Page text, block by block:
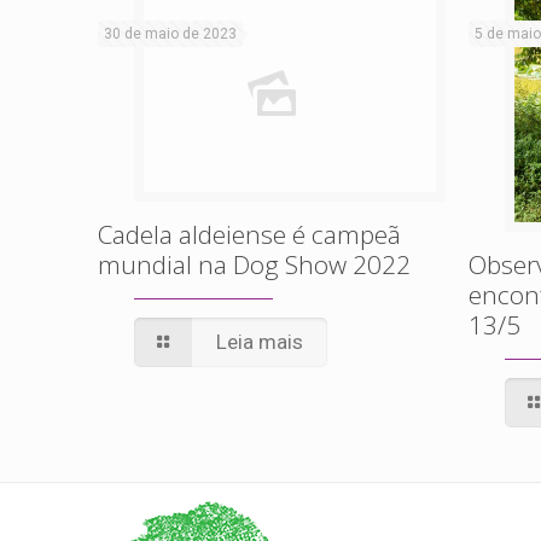
30 de maio de 2023
Cadela aldeiense é campeã
mundial na Dog Show 2022
Leia mais
5 de
13/5